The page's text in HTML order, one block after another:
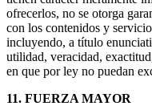
ofrecerlos, no se otorga
con los contenidos y
incluyendo, a título
utilidad, veracidad,
en que por ley no puedan
11. FUERZA MAYOR